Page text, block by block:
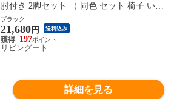
肘付き 2脚セット （ 同色 セット 椅子 いす
イス チェア スチール脚 完成品 ダイニング
背もたれ おしゃれ インダストリアル調 ）
【ブラック】
ブラック
21,680円 送料込み
197
リビングート
詳細を見る